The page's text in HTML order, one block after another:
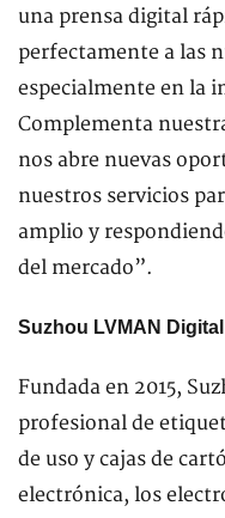
una prensa digital
perfectamente a las
especialmente en la
Complementa
nos abre nuevas
nuestros servicios
amplio y
del mercado”.
Suzhou LVMAN
Fundada en 2015,
profesional de
de uso y cajas de
electrónica, los